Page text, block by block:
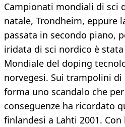
Campionati mondiali di sci
natale, Trondheim, eppure
passata in secondo piano,
iridata di sci nordico è
Mondiale del doping
norvegesi. Sui trampolini di
forma uno scandalo che
conseguenze ha ricordato
finlandesi a Lahti 2001.